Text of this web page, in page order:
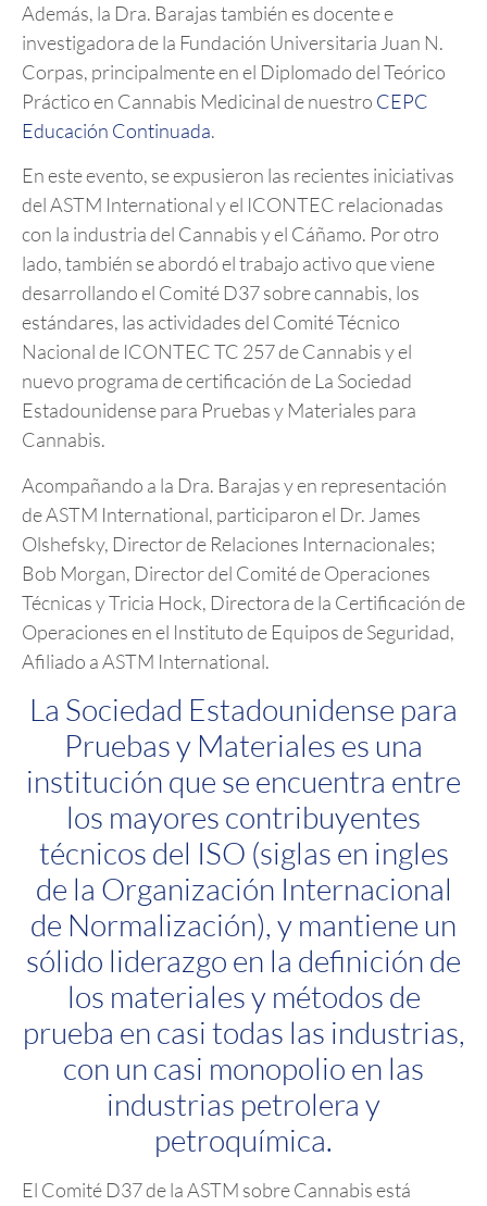
Además, la Dra. Barajas también es docente e
investigadora de la Fundación Universitaria Juan N.
Corpas, principalmente en el Diplomado del Teórico
Práctico en Cannabis Medicinal de nuestro CEPC
Educación Continuada.
En este evento, se expusieron las recientes iniciativas
del ASTM International y el ICONTEC relacionadas
con la industria del Cannabis y el Cáñamo. Por otro
lado, también se abordó el trabajo activo que viene
desarrollando el Comité D37 sobre cannabis, los
estándares, las actividades del Comité Técnico
Nacional de ICONTEC TC 257 de Cannabis y el
nuevo programa de certificación de La Sociedad
Estadounidense para Pruebas y Materiales para
Cannabis.
Acompañando a la Dra. Barajas y en representación
de ASTM International, participaron el Dr. James
Olshefsky, Director de Relaciones Internacionales;
Bob Morgan, Director del Comité de Operaciones
Técnicas y Tricia Hock, Directora de la Certificación de
Operaciones en el Instituto de Equipos de Seguridad,
Afiliado a ASTM International.
La Sociedad Estadounidense para
Pruebas y Materiales es una
institución que se encuentra entre
los mayores contribuyentes
técnicos del ISO (siglas en ingles
de la Organización Internacional
de Normalización), y mantiene un
sólido liderazgo en la definición de
los materiales y métodos de
prueba en casi todas las industrias,
con un casi monopolio en las
industrias petrolera y
petroquímica.
El Comité D37 de la ASTM sobre Cannabis está